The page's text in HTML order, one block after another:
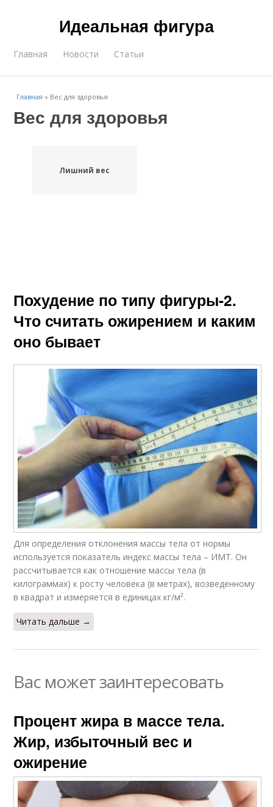
Идеальная фигура
Главная Новости Статьи
Главная » Вес для здоровья
Вес для здоровья
Лишний вес
Похудение по типу фигуры-2.
Что считать ожирением и каким
оно бывает
Для определения отклонения массы тела от нормы
используется показатель индекс массы тела – ИМТ. Он
рассчитывается как отношение массы тела (в
килограммах) к росту человека (в метрах), возведенному
в квадрат и измеряется в единицах кг/м².
Читать дальше →
Вас может заинтересовать
Процент жира в массе тела.
Жир, избыточный вес и
ожирение